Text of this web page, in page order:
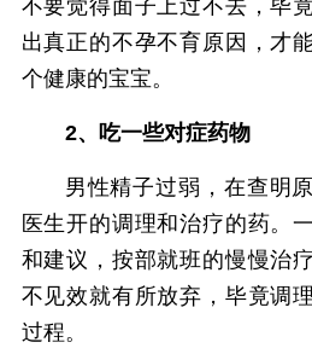
不要觉得面子上过不去，毕
出真正的不孕不育原因，才
个健康的宝宝。
2、吃一些对症药物
男性精子过弱，在查明
医生开的调理和治疗的药。
和建议，按部就班的慢慢治
不见效就有所放弃，毕竟调
过程。